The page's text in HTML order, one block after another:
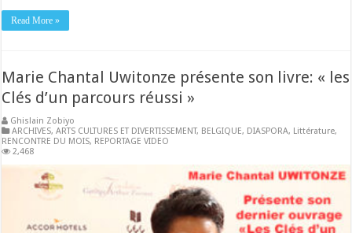
Read More »
Marie Chantal Uwitonze présente son livre: « les
Clés d’un parcours réussi »
Ghislain Zobiyo
ARCHIVES,ARTS CULTURES ET DIVERTISSEMENT, BELGIQUE, DIASPORA, Littérature,
RENCONTRE DU MOIS, REPORTAGE VIDEO
2,468